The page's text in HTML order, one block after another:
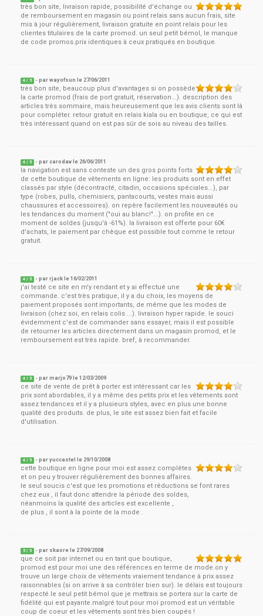
très bon site, livraison rapide, possibilité d'échange ou
de remboursement en magasin ou point relais sans aucun frais, site
mis à jour régulièrement, livraison gratuite en point relais pour les
clientes titulaires de la carte promod. un seul petit bémol, le manque
de code promos.prix identiques à ceux pratiqués en boutique.
4 / 5 - parwayofsun le 27/06/2011
très bon site, beaucoup plus d'avantages si on possède
la carte promod (frais de port gratuit, réservation...). description des
articles très sommaire, mais heureusement que les avis clients sont là
pour compléter. retour gratuit en relais kiala ou en boutique, ce qui est
très intéressant quand on est pas sûr de sois au niveau des tailles.
4 / 5 - parcarodav le 26/06/2011
la navigation est sans conteste un des gros points forts
de cette boutique de vêtements en ligne: les produits sont en effet
classés par style (décontracté, citadin, occasions spéciales...), par
type (robes, pulls, chemisiers, pantacourts, vestes mais aussi
chaussures et accessoires). on repère facilement les nouveautés ou
les tendances du moment ("oui au blanc!"...). on profite en ce
moment de soldes (jusqu'à -61%). la livraison est offerte pour 60€
d'achats, le paiement par chèque est possible tout comme le retour
gratuit.
4 / 5 - parrjack le16/02/2011
j'ai testé ce site en m'y rendant et y ai effectué une
commande. c'est très pratique, il y a du choix, les moyens de
paiement proposés sont importants, de même que les modes de
livraison (chez soi, en relais colis ...). livraison hyper rapide. le souci
évidemment c'est de commander sans essayer, mais il est possible
de retourner les articles directement dans un magasin promod, et le
remboursement est très rapide. bref, à recommander.
4 / 5 - parmarjo79 le12/03/2009
ce site de vente de prêt à porter est intéressant car les
prix sont abordables, il y a même des petits prix et les vêtements sont
assez tendances et il y a plusieurs styles, avec en plus une bonne
qualité des produits. de plus, le site est assez bien fait et facile
d'utilisation.
4 / 5 - paryuccastel le 29/10/2008
cette boutique en ligne pour moi est assez complètes
et on peu y trouver régulièrement des bonnes affaires.
le seul soucis c'est que les promotions et réductions se font rares
chez eux , il faut donc attendre la période des soldes,
néanmoins la qualité des articles est excellente ,
de plus , il sont à la pointe de la mode .
5 / 5 - par skaore le 27/09/2008
que ce soit par internet ou en tant que boutique,
promod est pour moi une des références en terme de mode.on y
trouve un large choix de vêtements vraiement tendance à prix assez
raisonnables (si on arrive à sa contrôler bien sur). le délais est toujours
respecté.le seul petit bémol que je mettrais se portera sur la carte de
fidélité qui est payante.malgré tout pour moi promod est un véritable
coup de coeur et les vêtements sont très bien coupés !